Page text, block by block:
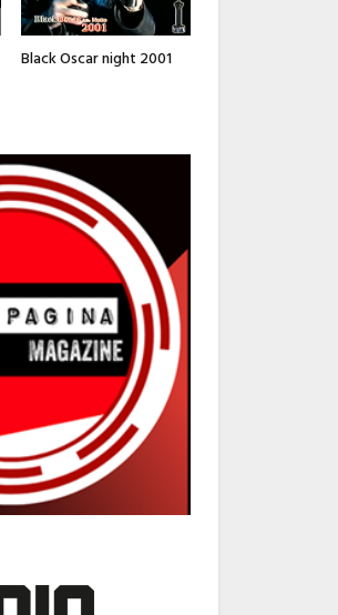
Black Oscar night 2001